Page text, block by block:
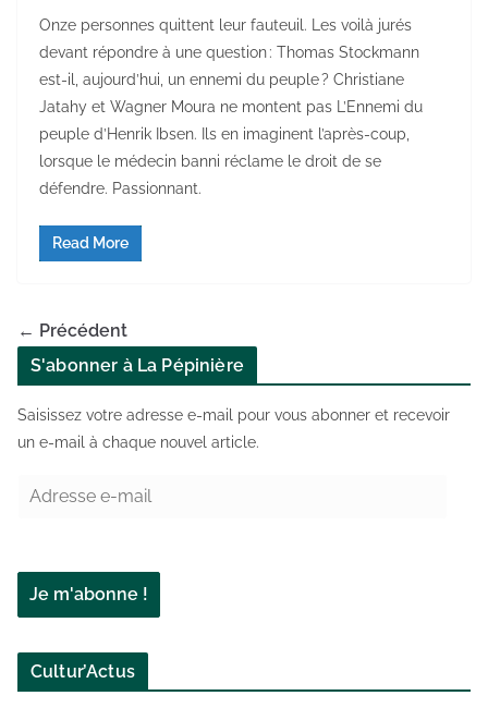
Onze personnes quittent leur fauteuil. Les voilà jurés
devant répondre à une question : Thomas Stockmann
est-il, aujourd’hui, un ennemi du peuple ? Christiane
Jatahy et Wagner Moura ne montent pas L’Ennemi du
peuple d’Henrik Ibsen. Ils en imaginent l’après-coup,
lorsque le médecin banni réclame le droit de se
défendre. Passionnant.
Read More
← Précédent
S'abonner à La Pépinière
Saisissez votre adresse e-mail pour vous abonner et recevoir
un e-mail à chaque nouvel article.
e
s
e
Je m'abonne !
Cultur’Actus